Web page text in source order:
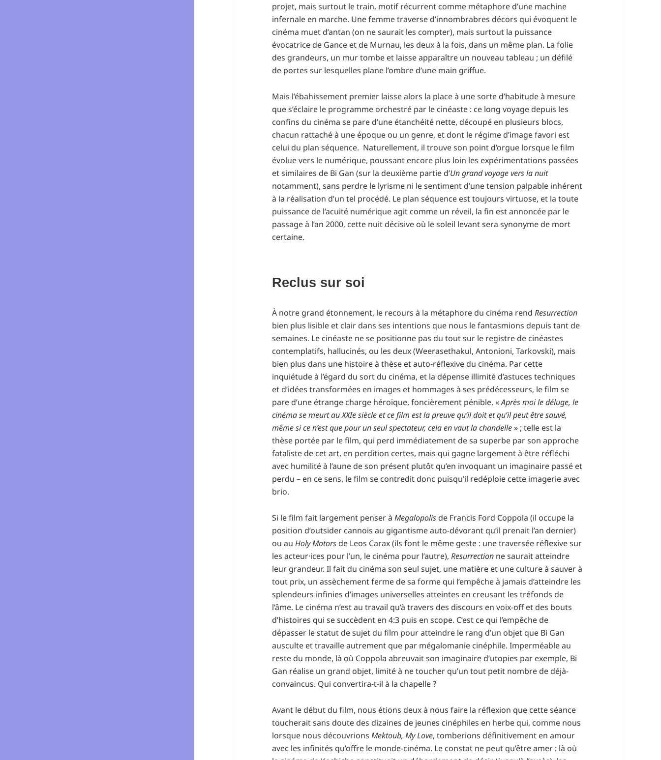
projet, mais surtout le train, motif récurrent comme métaphore d’une machine
infernale en marche. Une femme traverse d’innombrabres décors qui évoquent le
cinéma muet d’antan (on ne saurait les compter), mais surtout la puissance
évocatrice de Gance et de Murnau, les deux à la fois, dans un même plan. La folie
des grandeurs, un mur tombe et laisse apparaître un nouveau tableau ; un défilé
de portes sur lesquelles plane l’ombre d’une main griffue.
Mais l’ébahissement premier laisse alors la place à une sorte d’habitude à mesure
que s’éclaire le programme orchestré par le cinéaste : ce long voyage depuis les
confins du cinéma se pare d’une étanchéité nette, découpé en plusieurs blocs,
chacun rattaché à une époque ou un genre, et dont le régime d’image favori est
celui du plan séquence. Naturellement, il trouve son point d’orgue lorsque le film
évolue vers le numérique, poussant encore plus loin les expérimentations passées
et similaires de Bi Gan (sur la deuxième partie d’Un grand voyage vers la nuit
notamment), sans perdre le lyrisme ni le sentiment d’une tension palpable inhérent
à la réalisation d’un tel procédé. Le plan séquence est toujours virtuose, et la toute
puissance de l’acuité numérique agit comme un réveil, la fin est annoncée par le
passage à l’an 2000, cette nuit décisive où le soleil levant sera synonyme de mort
certaine.
Reclus sur soi
À notre grand étonnement, le recours à la métaphore du cinéma rendResurrection
bien plus lisible et clair dans ses intentions que nous le fantasmions depuis tant de
semaines. Le cinéaste ne se positionne pas du tout sur le registre de cinéastes
contemplatifs, hallucinés, ou les deux (Weerasethakul, Antonioni, Tarkovski), mais
bien plus dans une histoire à thèse et auto-réflexive du cinéma. Par cette
inquiétude à l’égard du sort du cinéma, et la dépense illimité d’astuces techniques
et d’idées transformées en images et hommages à ses prédécesseurs, le film se
pare d’une étrange charge héroïque, foncièrement pénible. «Après moi le déluge, le
cinéma se meurt au XXIe siècle et ce film est la preuve qu’il doit et qu’il peut être sauvé,
même si ce n’est que pour un seul spectateur, cela en vaut la chandelle» ; telle est la
thèse portée par le film, qui perd immédiatement de sa superbe par son approche
fataliste de cet art, en perdition certes, mais qui gagne largement à être réfléchi
avec humilité à l’aune de son présent plutôt qu’en invoquant un imaginaire passé et
perdu – en ce sens, le film se contredit donc puisqu’il redéploie cette imagerie avec
brio.
Si le film fait largement penser àMegalopolis de Francis Ford Coppola (il occupe la
position d’outsider cannois au gigantisme auto-dévorant qu’il prenait l’an dernier)
ou auHoly Motors de Leos Carax (ils font le même geste : une traversée réflexive sur
les acteur·ices pour l’un, le cinéma pour l’autre),Resurrection ne saurait atteindre
leur grandeur. Il fait du cinéma son seul sujet, une matière et une culture à sauver à
tout prix, un assèchement ferme de sa forme qui l’empêche à jamais d’atteindre les
splendeurs infinies d’images universelles atteintes en creusant les tréfonds de
l’âme. Le cinéma n’est au travail qu’à travers des discours en voix-off et des bouts
d’histoires qui se succèdent en 4:3 puis en scope. C’est ce qui l’empêche de
dépasser le statut de sujet du film pour atteindre le rang d’un objet que Bi Gan
ausculte et travaille autrement que par mégalomanie cinéphile. Imperméable au
reste du monde, là où Coppola abreuvait son imaginaire d’utopies par exemple, Bi
Gan réalise un grand objet, limité à ne toucher qu’un tout petit nombre de déjà-
convaincus. Qui convertira-t-il à la chapelle ?
Avant le début du film, nous étions deux à nous faire la réflexion que cette séance
toucherait sans doute des dizaines de jeunes cinéphiles en herbe qui, comme nous
lorsque nous découvrionsMektoub, My Love, tomberions définitivement en amour
avec les infinités qu’offre le monde-cinéma. Le constat ne peut qu’être amer : là où